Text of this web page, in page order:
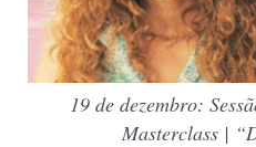
19 de dezembro:
Masterclass |